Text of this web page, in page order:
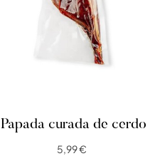
Papada curada de cerdo
5,99 €